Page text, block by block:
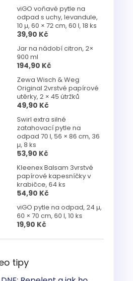
viGO voňavé pytle na
odpad s uchy, levandule,
10 µ, 60 × 72 cm, 60 l, 18 ks
39,90 Kč
Jar na nádobí citron, 2×
900 ml
194,90 Kč
Zewa Wisch & Weg
Original 2vrstvé papírové
utěrky, 2 × 45 útržků
49,90 Kč
Swirl extra silné
zatahovací pytle na
odpad 70 l, 56 × 86 cm, 36
µ, 8 ks
53,90 Kč
Kleenex Balsam 3vrstvé
papírové kapesníčky v
krabičce, 64 ks
54,90 Kč
viGO pytle na odpad, 24 µ,
60 × 70 cm, 60 l, 10 ks
19,90 Kč
tipy